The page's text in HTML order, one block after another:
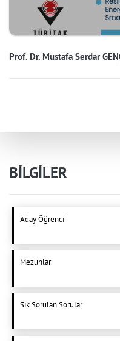
Prof. Dr. Mustafa Serdar
BİLGİLER
Aday Öğrenci
Mezunlar
Sık Sorulan Sorular